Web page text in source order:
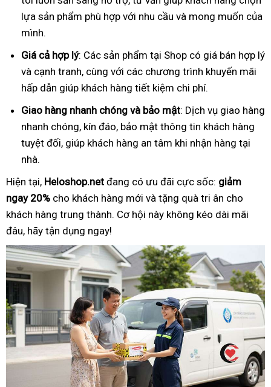
lựa sản phẩm phù hợp với nhu cầu và mong muốn của
mình.
Giá cả hợp lý: Các sản phẩm tại Shop có giá bán hợp lý
và cạnh tranh, cùng với các chương trình khuyến mãi
hấp dẫn giúp khách hàng tiết kiệm chi phí.
Giao hàng nhanh chóng và bảo mật: Dịch vụ giao hàng
nhanh chóng, kín đáo, bảo mật thông tin khách hàng
tuyệt đối, giúp khách hàng an tâm khi nhận hàng tại
nhà.
Hiện tại, Heloshop.net đang có ưu đãi cực sốc: giảm
ngay 20% cho khách hàng mới và tặng quà tri ân cho
khách hàng trung thành. Cơ hội này không kéo dài mãi
đâu, hãy tận dụng ngay!